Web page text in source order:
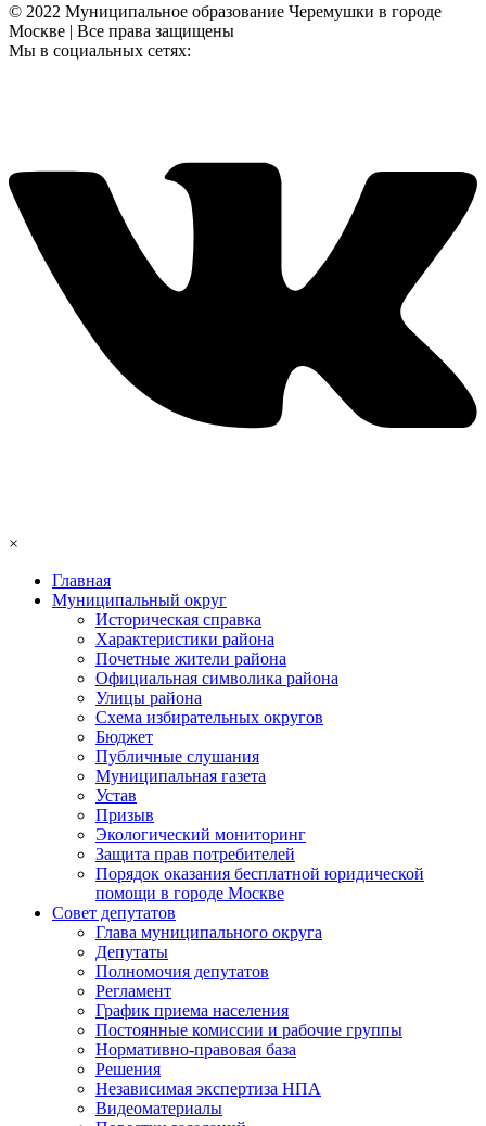
© 2022 Муниципальное образование Черемушки в городе
Москве | Все права защищены
Мы в социальных сетях:
×
Главная
Муниципальный округ
Историческая справка
Характеристики района
Почетные жители района
Официальная символика района
Улицы района
Схема избирательных округов
Бюджет
Публичные слушания
Муниципальная газета
Устав
Призыв
Экологический мониторинг
Защита прав потребителей
Порядок оказания бесплатной юридической
помощи в городе Москве
Совет депутатов
Глава муниципального округа
Депутаты
Полномочия депутатов
Регламент
График приема населения
Постоянные комиссии и рабочие группы
Нормативно-правовая база
Решения
Независимая экспертиза НПА
Видеоматериалы